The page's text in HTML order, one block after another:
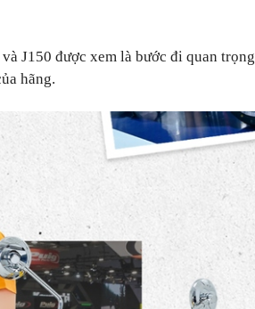
J150 được xem là bước đi quan trọng
hãng.